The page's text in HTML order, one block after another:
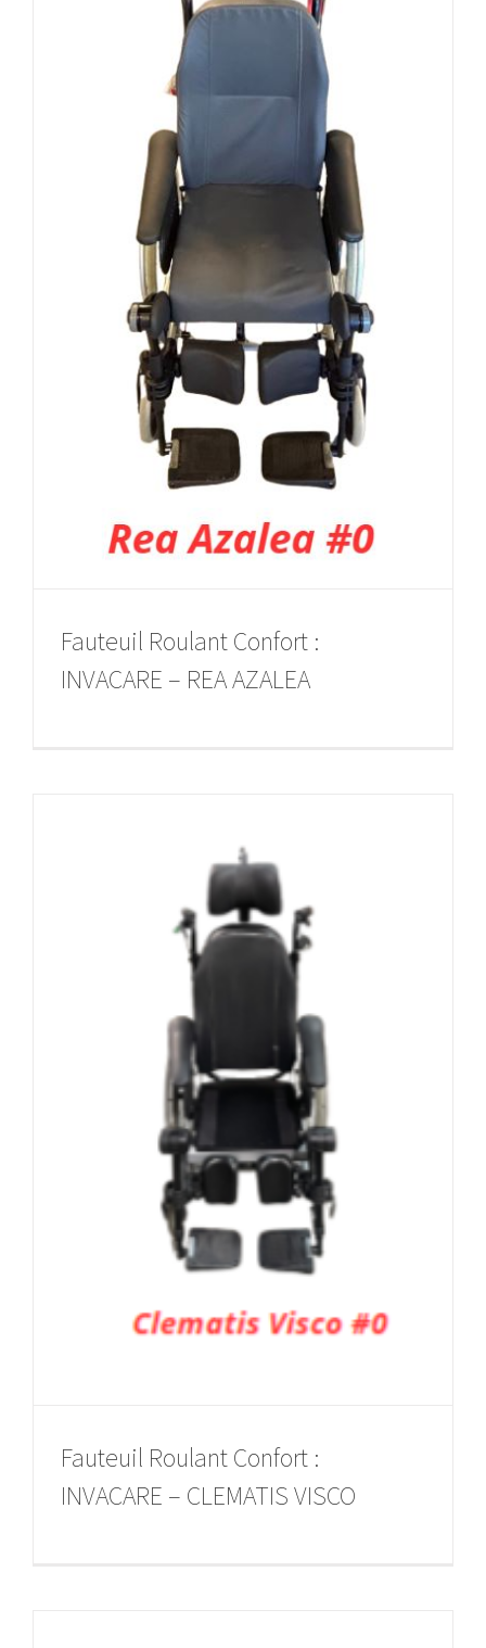
Fauteuil Roulant Confort :
INVACARE – REA AZALEA
Fauteuil Roulant Confort :
INVACARE – CLEMATIS VISCO